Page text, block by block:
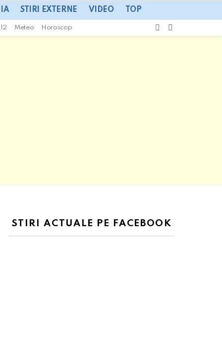
STIRI EXTERNE VIDEO TOP
Meteo Horoscop
SWITCH
SKIN
STIRI ACTUALE PE FACEBOOK